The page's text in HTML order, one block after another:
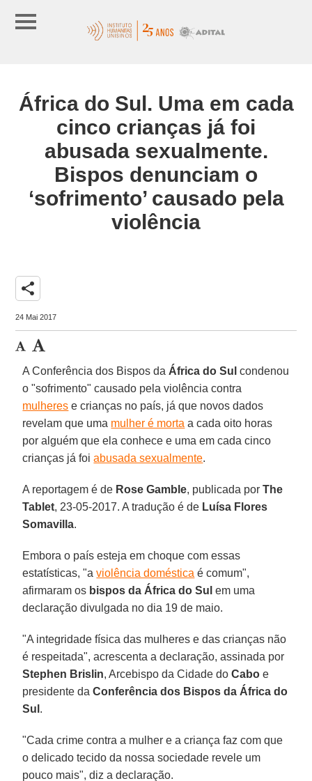
África do Sul. Uma em cada
cinco crianças já foi
abusada sexualmente.
Bispos denunciam o
‘sofrimento’ causado pela
violência
share
24 Mai 2017
A Conferência dos Bispos da África do Sul condenou
o "sofrimento" causado pela violência contra
mulheres e crianças no país, já que novos dados
revelam que uma mulher é morta a cada oito horas
por alguém que ela conhece e uma em cada cinco
crianças já foiabusada sexualmente.
A reportagem é de Rose Gamble, publicada porThe
Tablet, 23-05-2017. A tradução é de Luísa Flores
Somavilla.
Embora o país esteja em choque com essas
estatísticas, "aviolência doméstica é comum",
afirmaram os bispos da África do Sul em uma
declaração divulgada no dia 19 de maio.
"A integridade física das mulheres e das crianças não
é respeitada", acrescenta a declaração, assinada por
Stephen Brislin, Arcebispo da Cidade doCabo e
presidente daConferência dos Bispos da África do
Sul .
"Cada crime contra a mulher e a criança faz com que
o delicado tecido da nossa sociedade revele um
pouco mais", diz a declaração.